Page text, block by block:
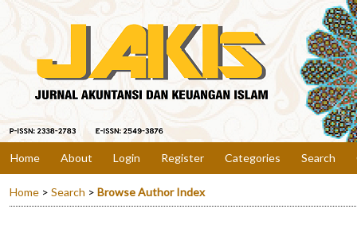
Home About Login Register Categories Search
Home > Search > Browse Author Index